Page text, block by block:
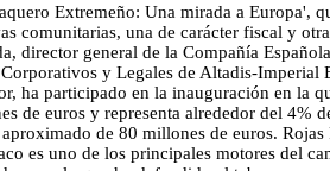
Extremeño: Una mirada a Europa',
comunitarias, una de carácter fiscal y
general de la Compañía
y Legales de Altadis-Imperial
ha participado en la inauguración en la
euros y representa alrededor del 4%
de 80 millones de euros.
es uno de los principales motores del